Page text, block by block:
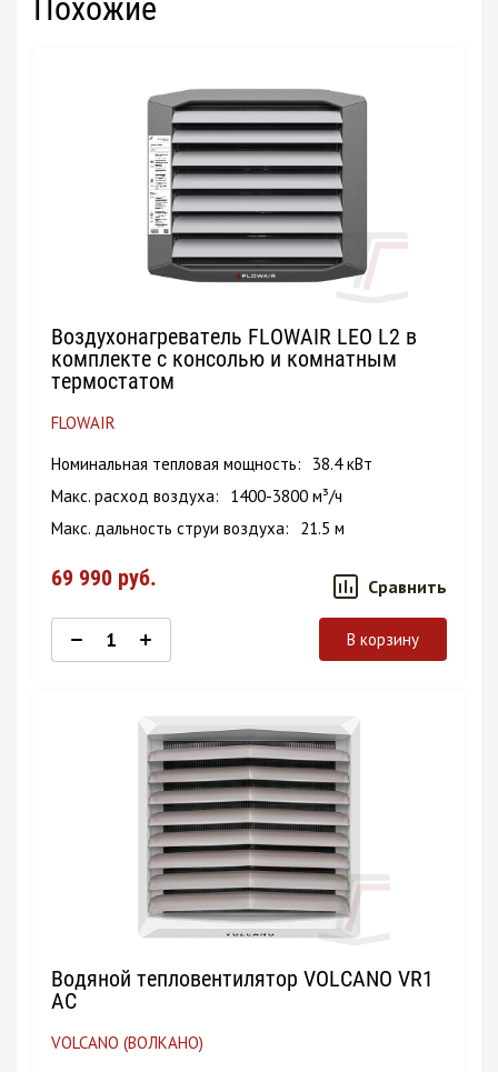
Похожие
Воздухонагреватель FLOWAIR LEO L2 в
комплекте с консолью и комнатным
термостатом
FLOWAIR
Номинальная тепловая мощность
38.4 кВт
Макс. расход воздуха
1400-3800 м³/ч
Макс. дальность струи воздуха
21.5 м
69 990 руб. Сравнить
В корзину
Водяной тепловентилятор VOLCANO VR1
AC
VOLCANO (ВОЛКАНО)